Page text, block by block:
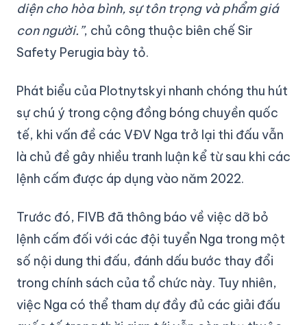
diện cho hòa bình, sự tôn trọng và phẩm giá
con người.”, chủ công thuộc biên chế Sir
Safety Perugia bày tỏ.
Phát biểu của Plotnytskyi nhanh chóng thu hút
sự chú ý trong cộng đồng bóng chuyền quốc
tế, khi vấn đề các VĐV Nga trở lại thi đấu vẫn
là chủ đề gây nhiều tranh luận kể từ sau khi các
lệnh cấm được áp dụng vào năm 2022.
Trước đó, FIVB đã thông báo về việc dỡ bỏ
lệnh cấm đối với các đội tuyển Nga trong một
số nội dung thi đấu, đánh dấu bước thay đổi
trong chính sách của tổ chức này. Tuy nhiên,
việc Nga có thể tham dự đầy đủ các giải đấu